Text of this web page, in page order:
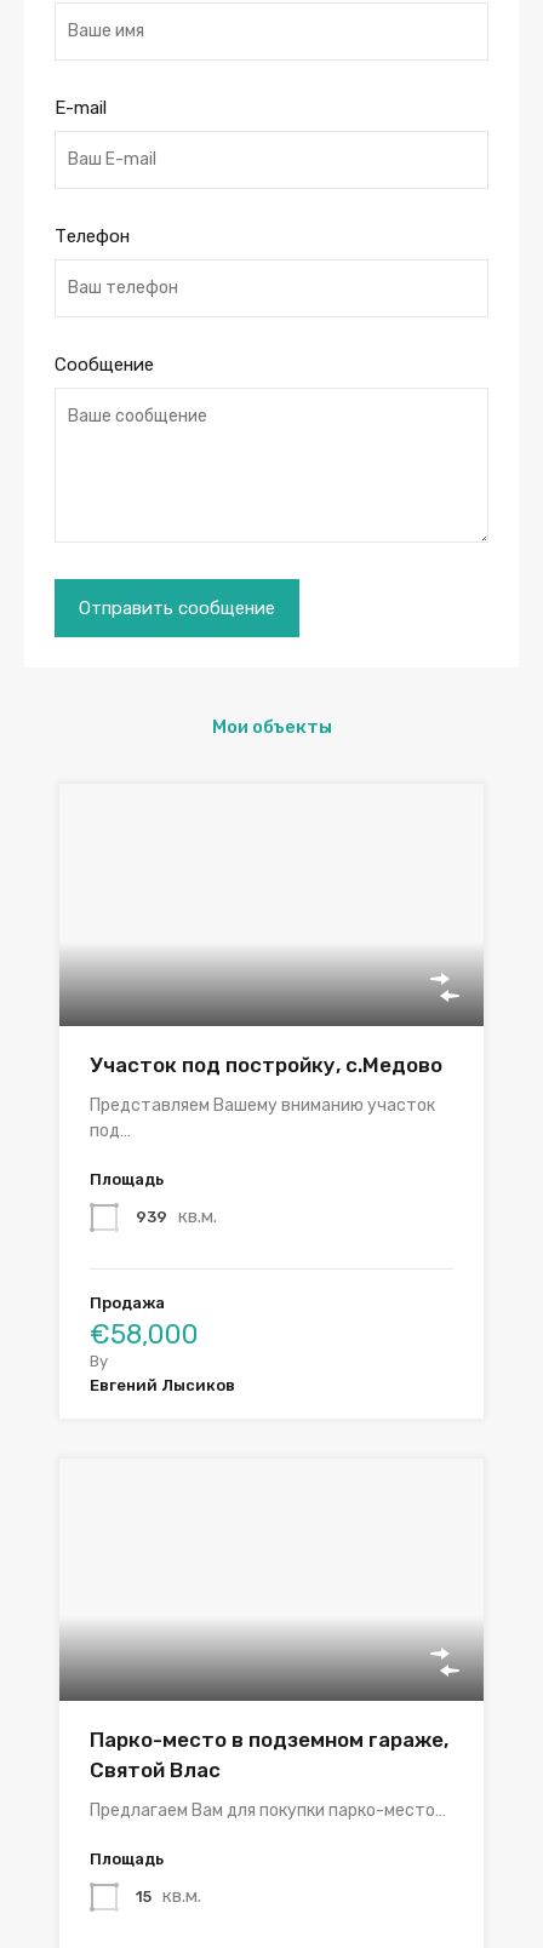
E-mail
Телефон
Сообщение
Мои объекты
Участок под постройку, с.Медово
Представляем Вашему вниманию участок
под…
Площадь
939 кв.м.
Продажа
€58,000
By
Евгений Лысиков
Парко-место в подземном гараже,
Святой Влас
Предлагаем Вам для покупки парко-место…
Площадь
15 кв.м.